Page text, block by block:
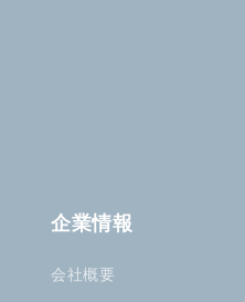
企業情報
会社概要